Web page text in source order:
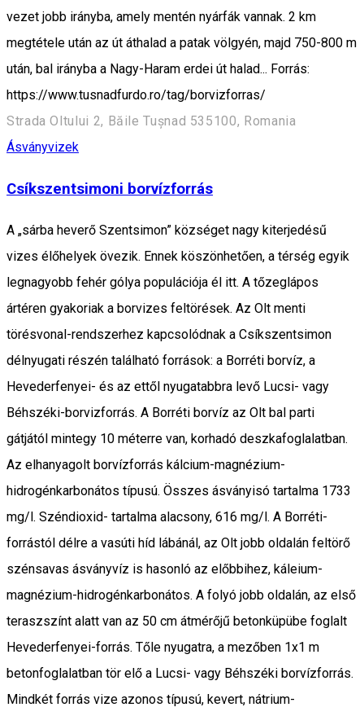
vezet jobb irányba, amely mentén nyárfák vannak. 2 km
megtétele után az út áthalad a patak völgyén, majd 750-800 m
után, bal irányba a Nagy-Haram erdei út halad... Forrás:
https://www.tusnadfurdo.ro/tag/borvizforras/
Strada Oltului 2, Băile Tușnad 535100, Romania
Ásványvizek
Csíkszentsimoni borvízforrás
A „sárba heverő Szentsimon” községet nagy kiterjedésű
vizes élőhelyek övezik. En­nek köszönhetően, a térség egyik
legnagyobb fehér gólya populációja él itt. A tőzeglápos
ártéren gyakoriak a borvizes feltörések. Az Olt menti
törésvonal-rendszerhez kap­csolódnak a Csíkszentsimon
délnyugati részén található források: a Borréti borvíz, a
Hevederfenyei- és az ettől nyugatabbra levő Lucsi- vagy
Béhszéki-borvizforrás. A Bor­réti borvíz az Olt bal parti
gátjától mintegy 10 méterre van, korhadó deszkafoglalatban.
Az elhanyagolt borvízforrás kálcium-magnézium-
hidrogénkarbonátos típusú. Összes ásványisó tartalma 1733
mg/l. Széndioxid- tartalma alacsony, 616 mg/l. A Borréti-
forrástól délre a vasúti híd lábánál, az Olt jobb oldalán feltörő
szénsavas ásványvíz is ha­sonló az előbbihez, káleium-
magnézium-hidrogénkarbonátos. A folyó jobb oldalán, az első
teraszszínt alatt van az 50 cm átmérőjű betonküpübe foglalt
Hevederfenyei-forrás. Tőle nyugatra, a mezőben 1x1 m
betonfoglalatban tör elő a Lucsi- vagy Béhszéki bor­vízforrás.
Mindkét forrás vize azonos típusú, kevert, nátrium-